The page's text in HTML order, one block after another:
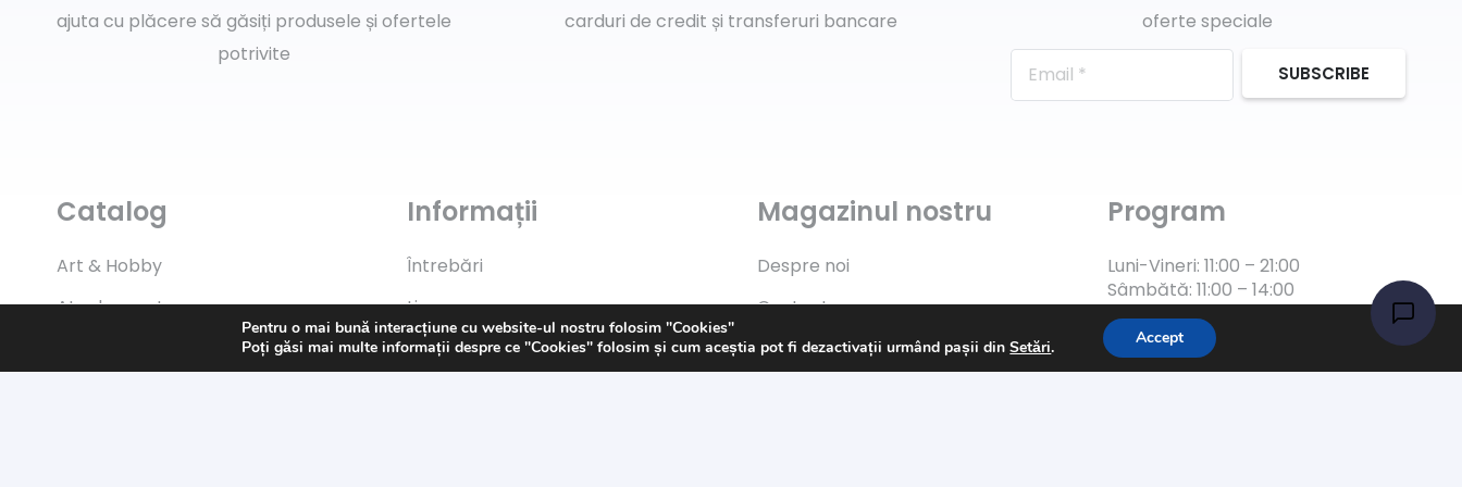
ajuta cu plăcere să găsiți produsele și ofertele
potrivite
carduri de credit și transferuri bancare
oferte speciale
SUBSCRIBE
Catalog
Art & Hobby
Ata de cusut
Informații
Întrebări
Livrare
Returns
Magazinul nostru
Despre noi
Contact
Politica de „Cookies”
Program
Luni-Vineri: 11:00 – 21:00
Sâmbătă: 11:00 – 14:00
Pentru o mai bună interacțiune cu website-ul nostru folosim "Cookies"
Poți găsi mai multe informații despre ce "Cookies" folosim și cum aceștia pot fi dezactivații urmând pașii dinSetări. Accept